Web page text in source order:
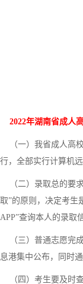
2022年湖南省成人
（一）我省成人高校
行，全部实行计算机远
（二）录取总的要求
取”的原则，决定考生
APP”查询本人的录取
（三）普通志愿完成
息港集中公布，同时
（四）考生要及时查